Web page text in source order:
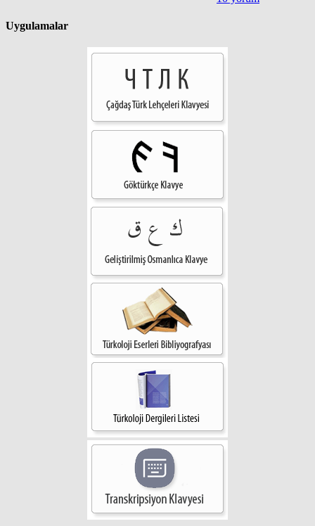
Uygulamalar